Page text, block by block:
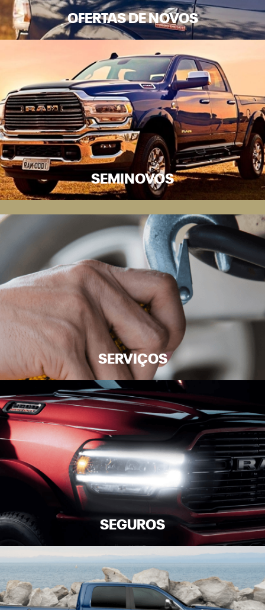
OFERTAS DE NOVOS
SEMINOVOS
SERVIÇOS
SEGUROS